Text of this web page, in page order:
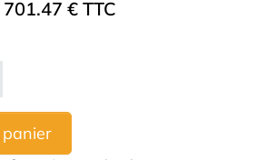
701.47 € TTC